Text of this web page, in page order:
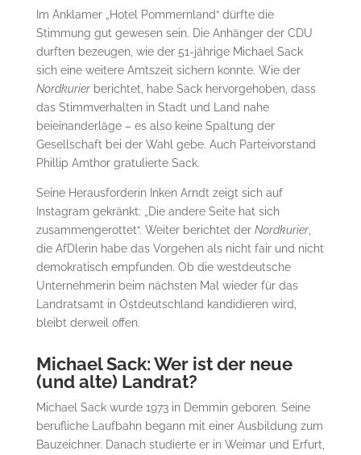
Im Anklamer „Hotel Pommernland“ dürfte die
Stimmung gut gewesen sein. Die Anhänger der CDU
durften bezeugen, wie der 51-jährige Michael Sack
sich eine weitere Amtszeit sichern konnte. Wie der
Nordkurierberichtet, habe Sack hervorgehoben, dass
das Stimmverhalten in Stadt und Land nahe
beieinanderläge – es also keine Spaltung der
Gesellschaft bei der Wahl gebe. Auch Parteivorstand
Phillip Amthor gratulierte Sack.
Seine Herausforderin Inken Arndt zeigt sich auf
Instagram gekränkt: „Die andere Seite hat sich
zusammengerottet“. Weiter berichtet der Nordkurier,
die AfDlerin habe das Vorgehen als nicht fair und nicht
demokratisch empfunden. Ob die westdeutsche
Unternehmerin beim nächsten Mal wieder für das
Landratsamt in Ostdeutschland kandidieren wird,
bleibt derweil offen.
Michael Sack: Wer ist der neue
(und alte) Landrat?
Michael Sack wurde 1973 in Demmin geboren. Seine
berufliche Laufbahn begann mit einer Ausbildung zum
Bauzeichner. Danach studierte er in Weimar und Erfurt,